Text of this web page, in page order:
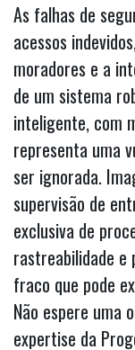
As falhas de
acessos
moradores e a
de um sistema
inteligente, com
representa uma
ser ignorada.
supervisão de
exclusiva de
rastreabilidade e
fraco que pode
Não espere uma
expertise da